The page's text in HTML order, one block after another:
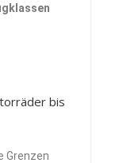
bis
Grenzen